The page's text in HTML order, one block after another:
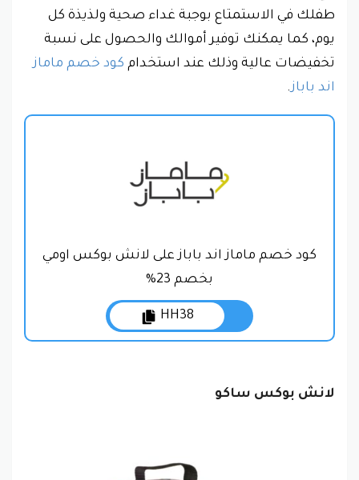
طفلك في الاستمتاع بوجبة غداء صحية ولذيذة كل
يوم، كما يمكنك توفير أموالك والحصول على نسبة
تخفيضات عالية وذلك عند استخدام كود خصم ماماز
اند باباز.
كود خصم ماماز اند باباز على لانش بوكس اومي
بخصم 23%
HH38
لانش بوكس ساكو